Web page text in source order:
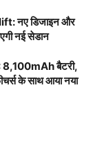
नए डिजाइन और
नई सेडान
बैटरी,
के साथ आया नया